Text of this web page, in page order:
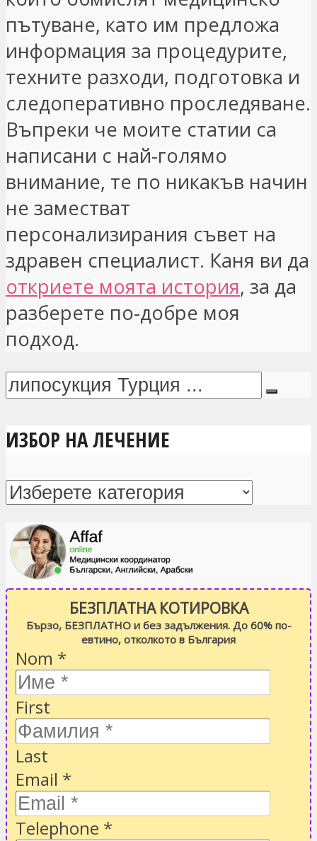
пътуване, като им предложа
информация за процедурите,
техните разходи, подготовка и
следоперативно проследяване.
Въпреки че моите статии са
написани с най-голямо
внимание, те по никакъв начин
не заместват
персонализирания съвет на
здравен специалист. Каня ви да
откриете моята история, за да
разберете по-добре моя
подход.
ИЗБОР НА ЛЕЧЕНИЕ
БЕЗПЛАТНА КОТИРОВКА
Бързо, БЕЗПЛАТНО и без задължения. До 60% по-
евтино, отколкото в България
Nom *
First
Last
Email *
Telephone *